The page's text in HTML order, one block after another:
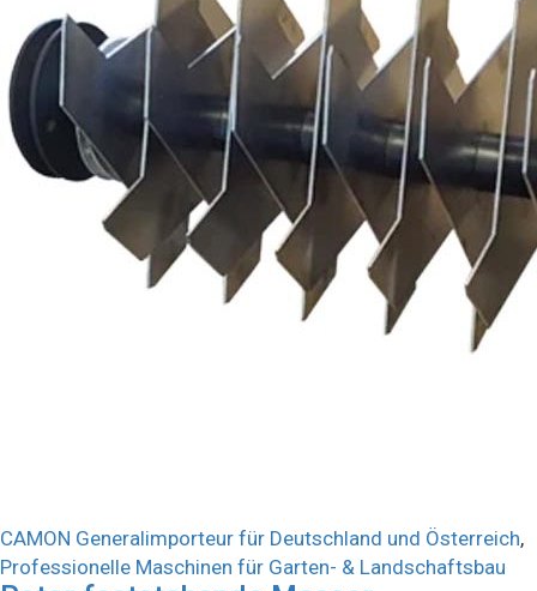
CAMON Generalimporteur für Deutschland und Österreich,
Professionelle Maschinen für Garten- & Landschaftsbau